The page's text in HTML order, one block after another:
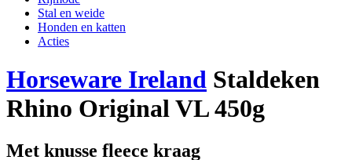
Stal en weide
Honden en katten
Acties
Horseware Ireland Staldeken
Rhino Original VL 450g
Met knusse fleece kraag